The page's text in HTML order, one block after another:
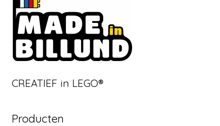
CREATIEF in LEGO®
Producten